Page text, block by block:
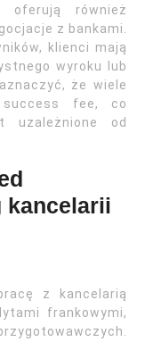
oferują również
z bankami.
klienci mają
wyroku lub
że wiele
success fee, co
uzależnione od
kancelarii
z kancelarią
frankowymi,